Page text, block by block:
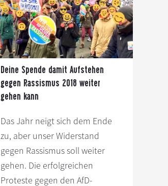
am
17.
März
Deine Spende damit Aufstehen
gegen Rassismus 2018 weiter
gehen kann
Das Jahr neigt sich dem Ende
zu, aber unser Widerstand
gegen Rassismus soll weiter
gehen. Die erfolgreichen
Proteste gegen den AfD-